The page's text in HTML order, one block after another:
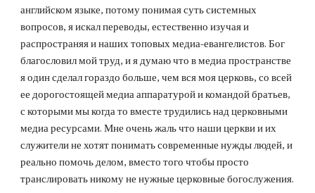
английском языке, потому понимая суть системных
вопросов, я искал переводы, естественно изучая и
распространяя и наших топовых медиа-евангелистов. Бог
благословил мой труд, и я думаю что в медиа пространстве
я один сделал гораздо больше, чем вся моя церковь, со всей
ее дорогостоящей медиа аппаратурой и командой братьев,
с которыми мы когда то вместе трудились над церковными
медиа ресурсами. Мне очень жаль что наши церкви и их
служители не хотят понимать современные нужды людей, и
реально помочь делом, вместо того чтобы просто